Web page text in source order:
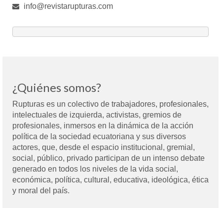
info@revistarupturas.com
¿Quiénes somos?
Rupturas es un colectivo de trabajadores, profesionales,
intelectuales de izquierda, activistas, gremios de
profesionales, inmersos en la dinámica de la acción
política de la sociedad ecuatoriana y sus diversos
actores, que, desde el espacio institucional, gremial,
social, público, privado participan de un intenso debate
generado en todos los niveles de la vida social,
económica, política, cultural, educativa, ideológica, ética
y moral del país.